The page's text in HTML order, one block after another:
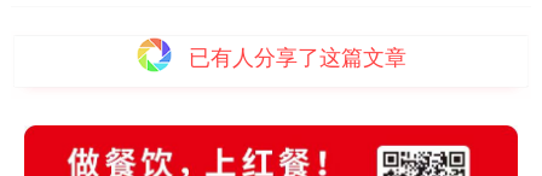
已有 人分享了这篇文章